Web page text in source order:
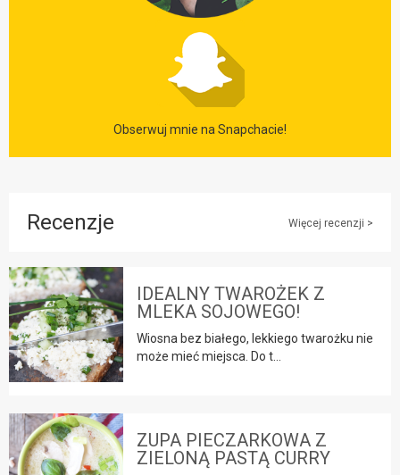
Obserwuj mnie na Snapchacie!
Recenzje Więcej recenzji >
IDEALNY TWAROŻEK Z
MLEKA SOJOWEGO!
Wiosna bez białego, lekkiego twarożku nie
może mieć miejsca. Do t...
ZUPA PIECZARKOWA Z
ZIELONĄ PASTĄ CURRY